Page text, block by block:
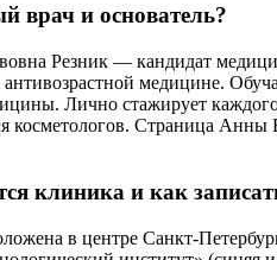
врач и основатель?
Резник — кандидат
антивозрастной медицине.
Лично стажирует
косметологов. Страница Анны
клиника и как
в центре Санкт-